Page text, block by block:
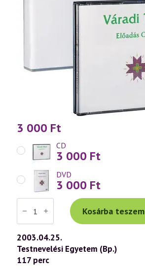
3 000 Ft
CD
3 000 Ft
DVD
3 000 Ft
Váradi
Tibor
előadás
(297)
—
Az
öngyógyítás
ábécéje
42.
Kosárba teszem
2003.04.25.
Testnevelési Egyetem (Bp.)
117 perc